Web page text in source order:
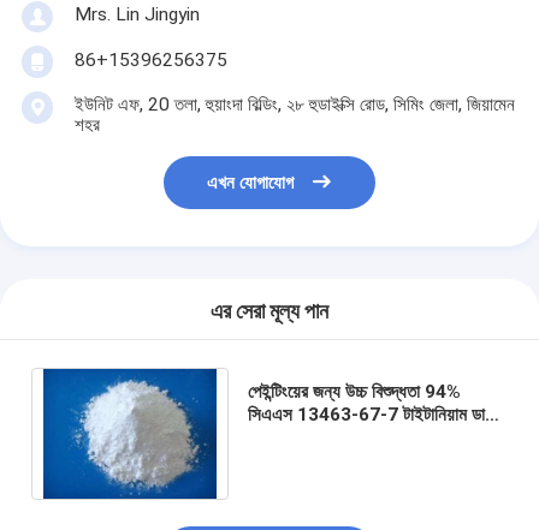
Mrs. Lin Jingyin
86+15396256375
ইউনিট এফ, 20 তলা, হুয়াংদা বিল্ডিং, ২৮ হুডাইক্সি রোড, সিমিং জেলা, জিয়ামেন
শহর
এখন যোগাযোগ
এর সেরা মূল্য পান
পেইন্টিংয়ের জন্য উচ্চ বিশুদ্ধতা 94%
সিএএস 13463-67-7 টাইটানিয়াম ডাই